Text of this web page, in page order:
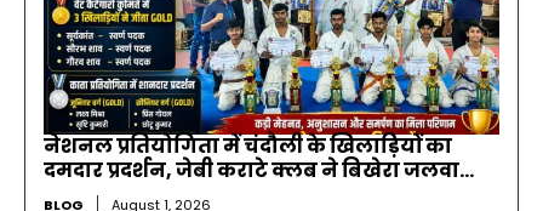
नेशनल प्रतियोगिता में चंदौली के खिलाड़ियों का
दमदार प्रदर्शन, जेबी कराटे क्लब ने बिखेरा जलवा…
BLOG August 1, 2026